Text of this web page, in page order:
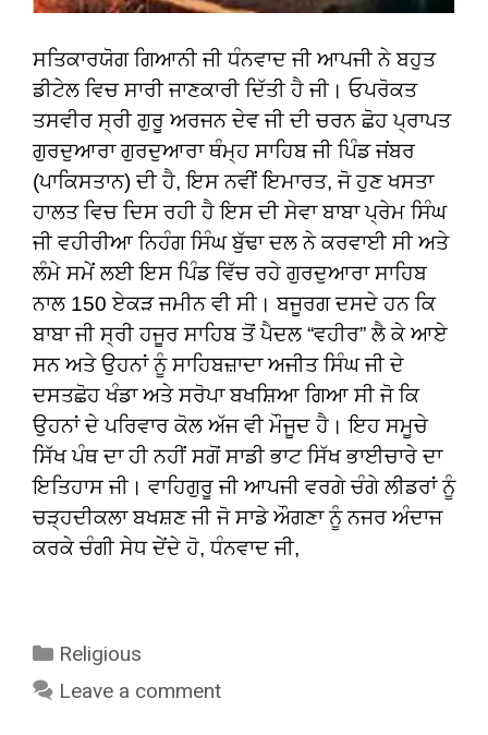
ਸਤਿਕਾਰਯੋਗ ਗਿਆਨੀ ਜੀ ਧੰਨਵਾਦ ਜੀ ਆਪਜੀ ਨੇ ਬਹੁਤ
ਡੀਟੇਲ ਵਿਚ ਸਾਰੀ ਜਾਣਕਾਰੀ ਦਿੱਤੀ ਹੈ ਜੀ। ਓਪਰੋਕਤ
ਤਸਵੀਰ ਸ੍ਰੀ ਗੁਰੂ ਅਰਜਨ ਦੇਵ ਜੀ ਦੀ ਚਰਨ ਛੋਹ ਪ੍ਰਾਪਤ
ਗੁਰਦੁਆਰਾ ਗੁਰਦੁਆਰਾ ਥੰਮ੍ਹ ਸਾਹਿਬ ਜੀ ਪਿੰਡ ਜਂਬਰ
(ਪਾਕਿਸਤਾਨ) ਦੀ ਹੈ, ਇਸ ਨਵੀਂ ਇਮਾਰਤ, ਜੋ ਹੁਣ ਖਸਤਾ
ਹਾਲਤ ਵਿਚ ਦਿਸ ਰਹੀ ਹੈ ਇਸ ਦੀ ਸੇਵਾ ਬਾਬਾ ਪ੍ਰੇਮ ਸਿੰਘ
ਜੀ ਵਹੀਰੀਆ ਨਿਹੰਗ ਸਿੰਘ ਬੁੱਢਾ ਦਲ ਨੇ ਕਰਵਾਈ ਸੀ ਅਤੇ
ਲੰਮੇ ਸਮੇਂ ਲਈ ਇਸ ਪਿੰਡ ਵਿੱਚ ਰਹੇ ਗੁਰਦੁਆਰਾ ਸਾਹਿਬ
ਨਾਲ 150 ਏਕੜ ਜਮੀਨ ਵੀ ਸੀ। ਬਜੂਰਗ ਦਸਦੇ ਹਨ ਕਿ
ਬਾਬਾ ਜੀ ਸ੍ਰੀ ਹਜੂਰ ਸਾਹਿਬ ਤੋਂ ਪੈਦਲ “ਵਹੀਰ” ਲੈ ਕੇ ਆਏ
ਸਨ ਅਤੇ ਉਹਨਾਂ ਨੂੰ ਸਾਹਿਬਜ਼ਾਦਾ ਅਜੀਤ ਸਿੰਘ ਜੀ ਦੇ
ਦਸਤਛੋਹ ਖੰਡਾ ਅਤੇ ਸਰੋਪਾ ਬਖਸ਼ਿਆ ਗਿਆ ਸੀ ਜੋ ਕਿ
ਉਹਨਾਂ ਦੇ ਪਰਿਵਾਰ ਕੋਲ ਅੱਜ ਵੀ ਮੌਜੂਦ ਹੈ। ਇਹ ਸਮੂਚੇ
ਸਿੱਖ ਪੰਥ ਦਾ ਹੀ ਨਹੀਂ ਸਗੋਂ ਸਾਡੀ ਭਾਟ ਸਿੱਖ ਭਾਈਚਾਰੇ ਦਾ
ਇਤਿਹਾਸ ਜੀ। ਵਾਹਿਗੁਰੂ ਜੀ ਆਪਜੀ ਵਰਗੇ ਚੰਗੇ ਲੀਡਰਾਂ ਨੂੰ
ਚੜ੍ਹਦੀਕਲਾ ਬਖਸ਼ਣ ਜੀ ਜੋ ਸਾਡੇ ਔਗਣਾ ਨੂੰ ਨਜਰ ਅੰਦਾਜ
ਕਰਕੇ ਚੰਗੀ ਸੇਧ ਦੇਂਦੇ ਹੋ, ਧੰਨਵਾਦ ਜੀ,
Religious
Leave a comment